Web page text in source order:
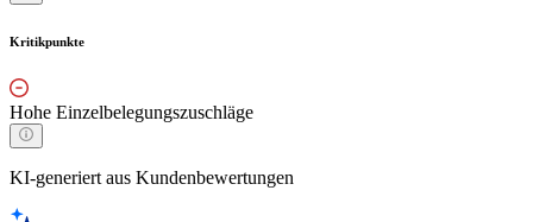
Kritikpunkte
Hohe Einzelbelegungszuschläge
KI-generiert aus Kundenbewertungen